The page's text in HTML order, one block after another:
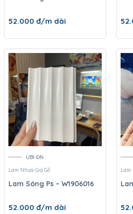
52.000 đ/m dài
UBI-ĐN
Lam Nhựa Giả Gỗ
Lam Sóng Ps – W1906016
52.000 đ/m dài
Lam